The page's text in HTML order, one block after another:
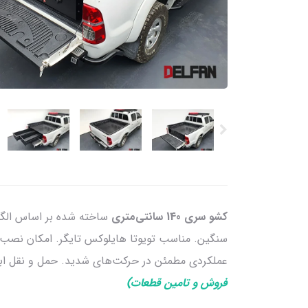
کشو سری 140 سانتی‌متری ساخته شده بر اساس
سنگین. مناسب تویوتا هایلوکس تایگر. امکان
عملکردی مطمئن در حرکت‌های شدید. حمل و نقل
فروش و تامین قطعات)